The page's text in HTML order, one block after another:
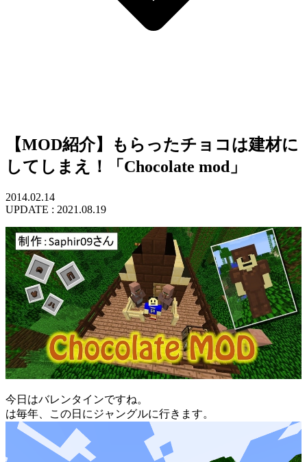
【MOD紹介】もらったチョコは建材に
してしまえ！「Chocolate mod」
2014.02.14
UPDATE : 2021.08.19
今日はバレンタインですね。
は毎年、この日にジャングルに行きます。